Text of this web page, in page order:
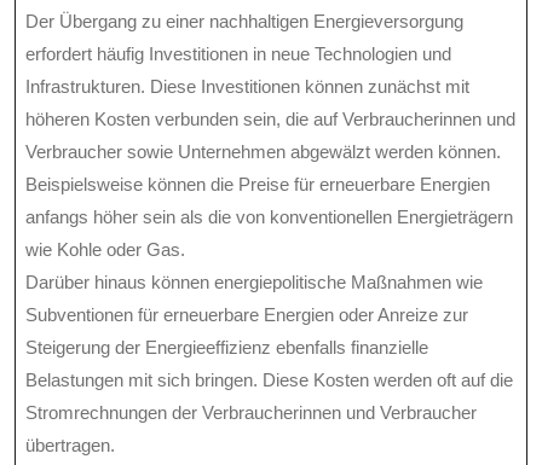
Der Übergang zu einer nachhaltigen Energieversorgung
erfordert häufig Investitionen in neue Technologien und
Infrastrukturen. Diese Investitionen können zunächst mit
höheren Kosten verbunden sein, die auf Verbraucherinnen und
Verbraucher sowie Unternehmen abgewälzt werden können.
Beispielsweise können die Preise für erneuerbare Energien
anfangs höher sein als die von konventionellen Energieträgern
wie Kohle oder Gas.
Darüber hinaus können energiepolitische Maßnahmen wie
Subventionen für erneuerbare Energien oder Anreize zur
Steigerung der Energieeffizienz ebenfalls finanzielle
Belastungen mit sich bringen. Diese Kosten werden oft auf die
Stromrechnungen der Verbraucherinnen und Verbraucher
übertragen.